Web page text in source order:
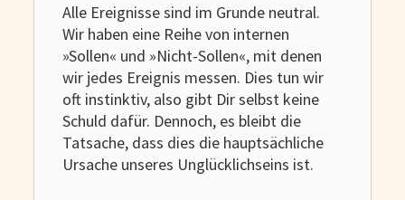
Alle Ereignisse sind im Grunde neutral.
Wir haben eine Reihe von internen
»Sollen« und »Nicht-Sollen«, mit denen
wir jedes Ereignis messen. Dies tun wir
oft instinktiv, also gibt Dir selbst keine
Schuld dafür. Dennoch, es bleibt die
Tatsache, dass dies die hauptsächliche
Ursache unseres Unglücklichseins ist.